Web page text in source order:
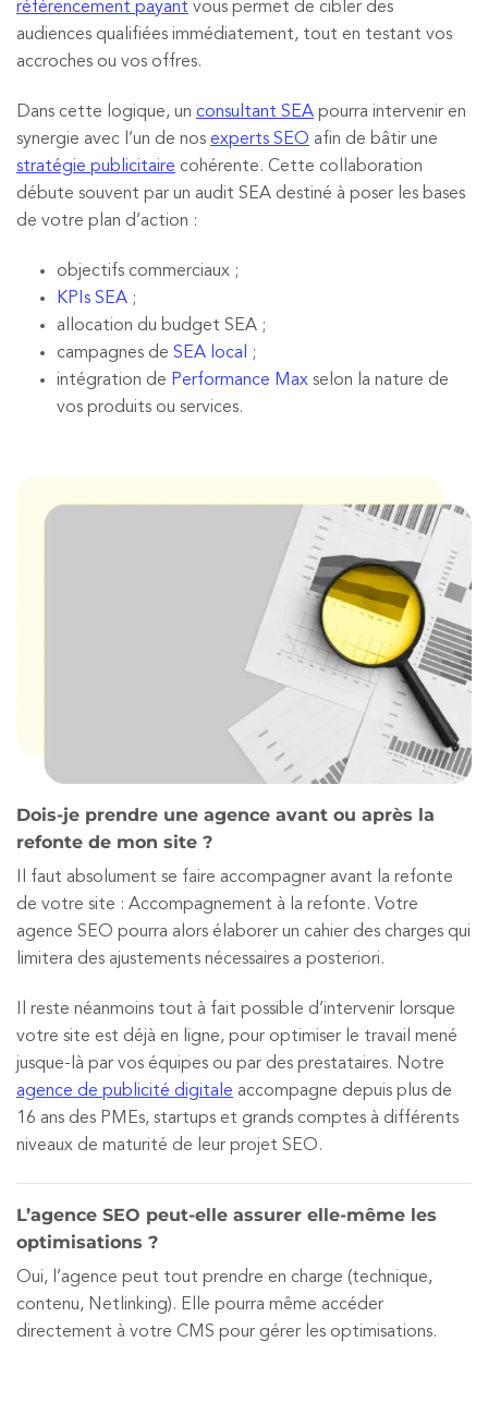
référencement payant vous permet de cibler des
audiences qualifiées immédiatement, tout en testant vos
accroches ou vos offres.
Dans cette logique, un consultant SEA pourra intervenir en
synergie avec l’un de nos experts SEO afin de bâtir une
stratégie publicitaire cohérente. Cette collaboration
débute souvent par un audit SEA destiné à poser les bases
de votre plan d’action :
objectifs commerciaux ;
KPIs SEA;
allocation du budget SEA ;
campagnes de SEA local
;
intégration de Performance Maxselon la nature de
vos produits ou services.
Dois-je prendre une agence avant ou après la
refonte de mon site ?
Il faut absolument se faire accompagner avant la refonte
de votre site : Accompagnement à la refonte. Votre
agence SEO pourra alors élaborer un cahier des charges qui
limitera des ajustements nécessaires a posteriori.
Il reste néanmoins tout à fait possible d’intervenir lorsque
votre site est déjà en ligne, pour optimiser le travail mené
jusque-là par vos équipes ou par des prestataires. Notre
agence de publicité digitale accompagne depuis plus de
16 ans des PMEs, startups et grands comptes à différents
niveaux de maturité de leur projet SEO.
L’agence SEO peut-elle assurer elle-même les
optimisations ?
Oui, l’agence peut tout prendre en charge (technique,
contenu, Netlinking). Elle pourra même accéder
directement à votre CMS pour gérer les optimisations.